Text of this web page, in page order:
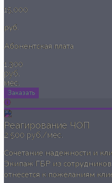
15,000
руб.
Абонентская плата
1,300
руб.
мес.
Заказать
Реагирование ЧОП
2 500 руб./мес.
Сочетание надежности и
Экипаж ГБР из
отнесется к пожеланиям